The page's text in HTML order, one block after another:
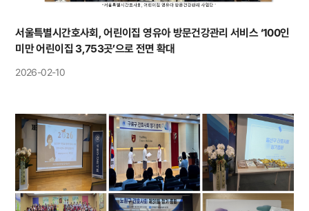
서울특별시간호사회, 어린이집 영유아 방문건강관리 서비스 ‘100인
미만 어린이집 3,753곳’으로 전면 확대
2026-02-10